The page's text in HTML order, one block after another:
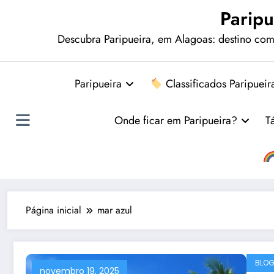
Descubra Paripueira, em Alagoas: destino
Paripueira Classificados
Onde ficar em Paripueira?
Página inicial mar azul
novembro 19, 2025
BLOG